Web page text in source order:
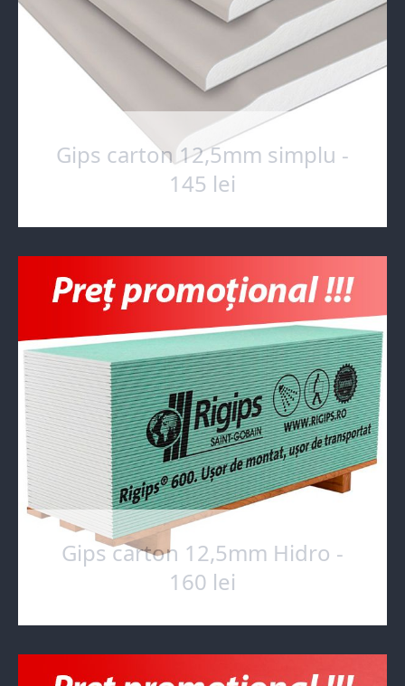
Gips carton 12,5mm simplu -
145 lei
Gips carton 12,5mm Hidro -
160 lei